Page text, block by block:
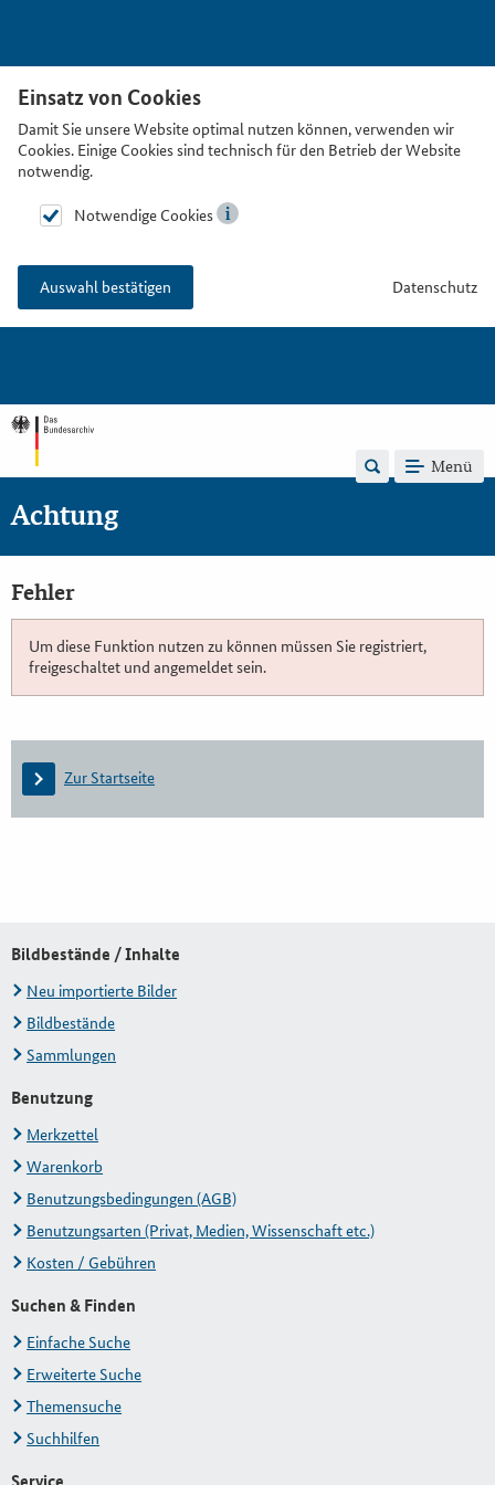
Einsatz von Cookies
Damit Sie unsere Website optimal nutzen können, verwenden wir
Cookies. Einige Cookies sind technisch für den Betrieb der Website
notwendig.
Notwendige Cookies
Auswahl bestätigen Datenschutz
Menü
Achtung
Fehler
Um diese Funktion nutzen zu können müssen Sie registriert,
freigeschaltet und angemeldet sein.
Zur Startseite
Bildbestände / Inhalte
Neu importierte Bilder
Bildbestände
Sammlungen
Benutzung
Merkzettel
Warenkorb
Benutzungsbedingungen (AGB)
Benutzungsarten (Privat, Medien, Wissenschaft etc.)
Kosten / Gebühren
Suchen & Finden
Einfache Suche
Erweiterte Suche
Themensuche
Suchhilfen